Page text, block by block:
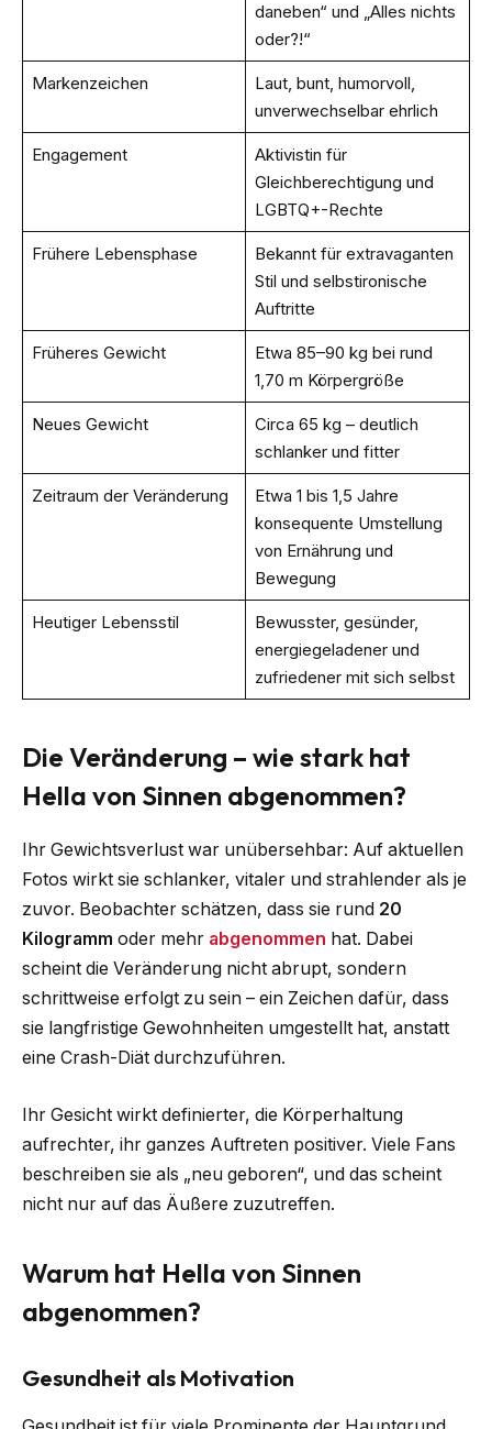
daneben“ und „Alles nichts
oder?!“
Markenzeichen
Laut, bunt, humorvoll,
unverwechselbar ehrlich
Engagement
Aktivistin für
Gleichberechtigung und
LGBTQ+-Rechte
Frühere Lebensphase
Bekannt für extravaganten
Stil und selbstironische
Auftritte
Früheres Gewicht
Etwa 85–90 kg bei rund
1,70 m Körpergröße
Neues Gewicht
Circa 65 kg – deutlich
schlanker und fitter
Zeitraum der Veränderung
Etwa 1 bis 1,5 Jahre
konsequente Umstellung
von Ernährung und
Bewegung
Heutiger Lebensstil
Bewusster, gesünder,
energiegeladener und
zufriedener mit sich selbst
Die Veränderung – wie stark hat
Hella von Sinnen abgenommen?
Ihr Gewichtsverlust war unübersehbar: Auf aktuellen
Fotos wirkt sie schlanker, vitaler und strahlender als je
zuvor. Beobachter schätzen, dass sie rund 20
Kilogramm oder mehr abgenommen hat. Dabei
scheint die Veränderung nicht abrupt, sondern
schrittweise erfolgt zu sein – ein Zeichen dafür, dass
sie langfristige Gewohnheiten umgestellt hat, anstatt
eine Crash-Diät durchzuführen.
Ihr Gesicht wirkt definierter, die Körperhaltung
aufrechter, ihr ganzes Auftreten positiver. Viele Fans
beschreiben sie als „neu geboren“, und das scheint
nicht nur auf das Äußere zuzutreffen.
Warum hat Hella von Sinnen
abgenommen?
Gesundheit als Motivation